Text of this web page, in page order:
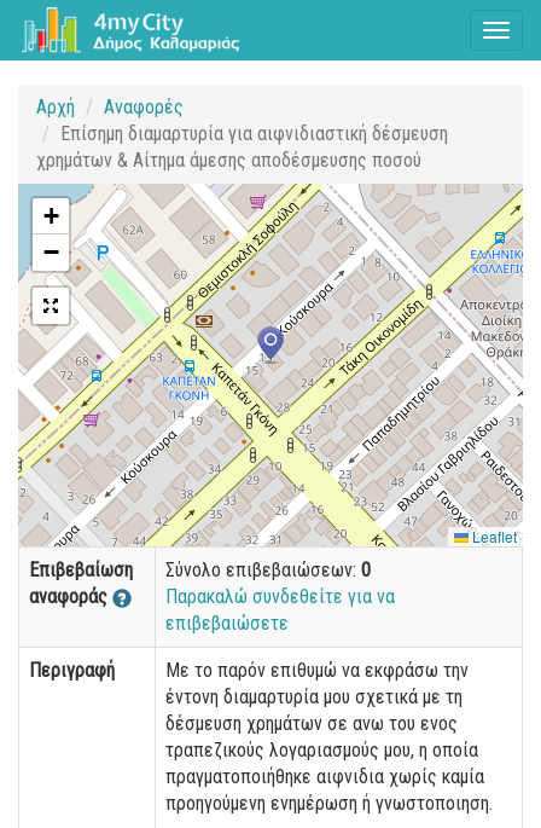
Αρχή
Αναφορές
Επίσημη διαμαρτυρία για αιφνιδιαστική δέσμευση
χρημάτων & Αίτημα άμεσης αποδέσμευσης ποσού
+
−
Leaflet
Επιβεβαίωση
αναφοράς
Σύνολο επιβεβαιώσεων: 0
Παρακαλώ συνδεθείτε για να
επιβεβαιώσετε
Περιγραφή
Με το παρόν επιθυμώ να εκφράσω την
έντονη διαμαρτυρία μου σχετικά με τη
δέσμευση χρημάτων σε ανω του ενος
τραπεζικούς λογαριασμούς μου, η οποία
πραγματοποιήθηκε αιφνιδια χωρίς καμία
προηγούμενη ενημέρωση ή γνωστοποιηση.